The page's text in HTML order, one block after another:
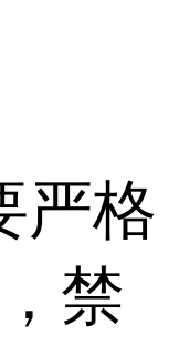
严格
禁